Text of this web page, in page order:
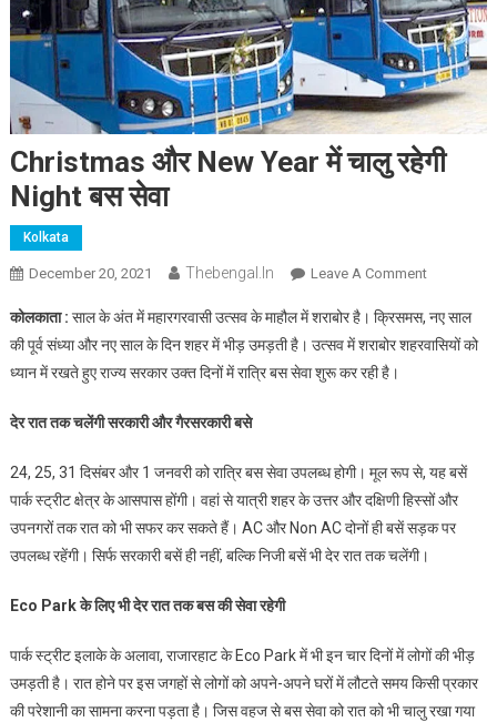
Christmas और New Year में चालु रहेगी
Night बस सेवा
Kolkata
December 20, 2021 Thebengal.in Leave A CommentOn
और
New
Night
बस
सेवा
कोलकाता : साल के अंत में महारगरवासी उत्सव के माहौल में शराबोर है। क्रिसमस, नए साल
की पूर्व संध्या और नए साल के दिन शहर में भीड़ उमड़ती है। उत्सव में शराबोर शहरवासियों को
ध्यान में रखते हुए राज्य सरकार उक्त दिनों में रात्रि बस सेवा शुरू कर रही है।
देर रात तक चलेंगी सरकारी और गैरसरकारी बसे
24, 25, 31 दिसंबर और 1 जनवरी को रात्रि बस सेवा उपलब्ध होगी। मूल रूप से, यह बसें
पार्क स्ट्रीट क्षेत्र के आसपास होंगी। वहां से यात्री शहर के उत्तर और दक्षिणी हिस्सों और
उपनगरों तक रात को भी सफर कर सकते हैं। AC और Non AC दोनों ही बसें सड़क पर
उपलब्ध रहेंगी। सिर्फ सरकारी बसें ही नहीं, बल्कि निजी बसें भी देर रात तक चलेंगी।
Eco Park के लिए भी देर रात तक बस की सेवा रहेगी
पार्क स्ट्रीट इलाके के अलावा, राजारहाट के Eco Park में भी इन चार दिनों में लोगों की भीड़
उमड़ती है। रात होने पर इस जगहों से लोगों को अपने-अपने घरों में लौटते समय किसी प्रकार
की परेशानी का सामना करना पड़ता है। जिस वहज से बस सेवा को रात को भी चालु रखा गया